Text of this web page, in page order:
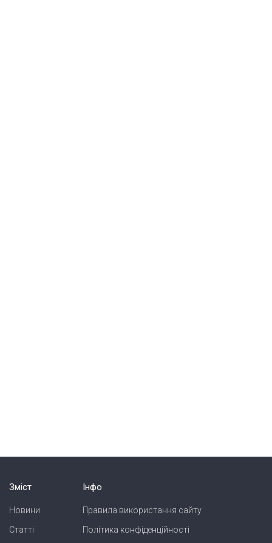
Зміст
Новини
Статті
Інфо
Правила використання сайту
Політика конфіденційності